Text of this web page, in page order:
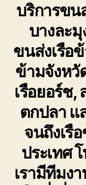
บริการขน
บางละ
ขนส่งเรือ
ข้ามจังหวั
เรือยอร์ช,
ตกปลา แ
จนถึงเรื
ประเทศ
เรามีทีมง